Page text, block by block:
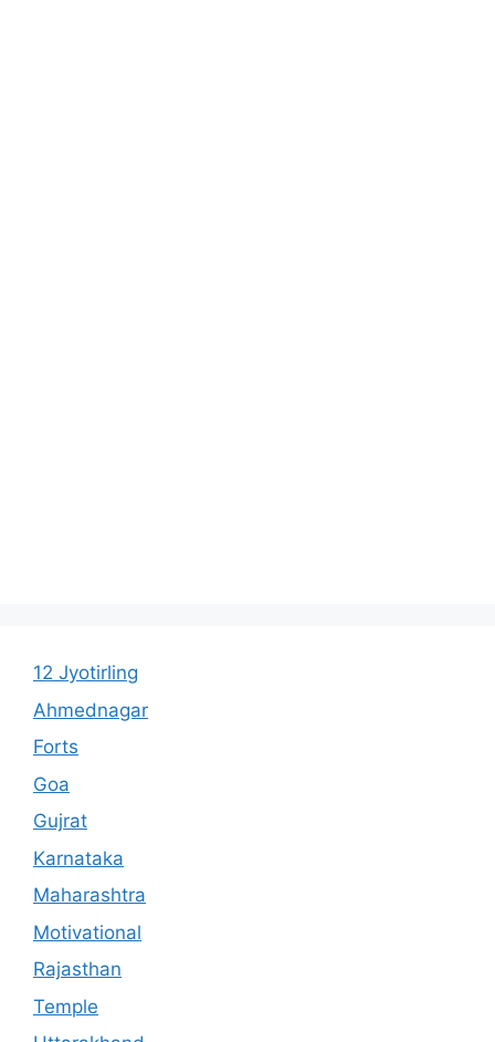
12 Jyotirling
Ahmednagar
Forts
Goa
Gujrat
Karnataka
Maharashtra
Motivational
Rajasthan
Temple